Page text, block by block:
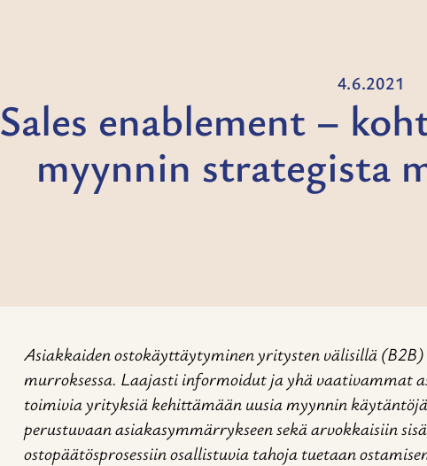
4.6.2021
Sales enablement –
myynnin strategista
Asiakkaiden ostokäyttäytyminen yritysten välisillä
murroksessa. Laajasti informoidut ja yhä vaativammat
toimivia yrityksiä kehittämään uusia myynnin
perustuvaan asiakasymmärrykseen sekä arvokkaisiin
ostopäätösprosessiin osallistuvia tahoja tuetaan